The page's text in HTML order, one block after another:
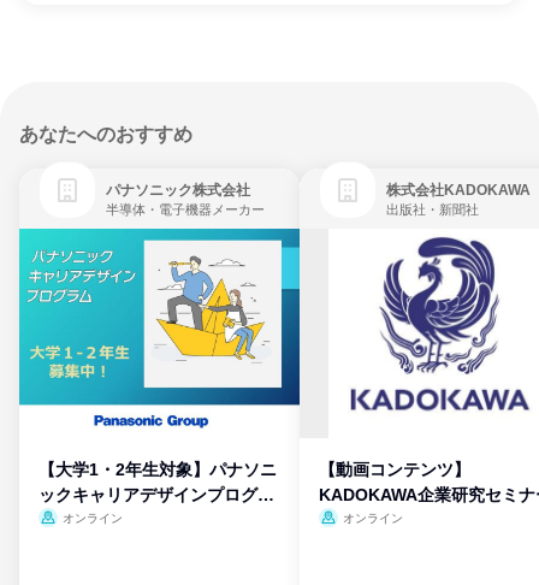
あなたへのおすすめ
パナソニック株式会社
半導体・電子機器メーカー
【大学1・2年生対象】パナソニ
ックキャリアデザインプログラ
ム
オンライン
株式会社KADOKAWA
出版社・新聞社
【動画コンテンツ】
KADOKAWA企業研究セミナ
オンライン